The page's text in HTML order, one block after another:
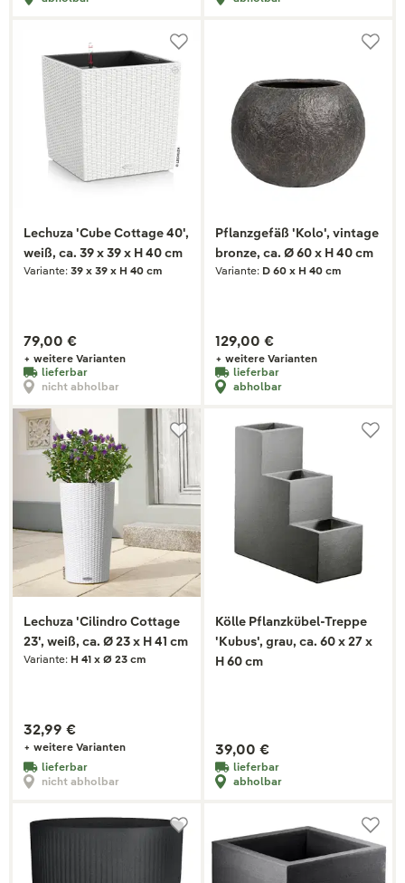
Lechuza 'Cube Cottage 40',
weiß, ca. 39 x 39 x H 40 cm
Variante: 39 x 39 x H 40 cm
79,00 €
+ weitere Varianten
lieferbar
nicht abholbar
Pflanzgefäß 'Kolo', vintage
bronze, ca. Ø 60 x H 40 cm
Variante: D 60 x H 40 cm
129,00 €
+ weitere Varianten
lieferbar
abholbar
Lechuza 'Cilindro Cottage
23', weiß, ca. Ø 23 x H 41 cm
Variante: H 41 x Ø 23 cm
32,99 €
+ weitere Varianten
lieferbar
nicht abholbar
Kölle Pflanzkübel-Treppe
'Kubus', grau, ca. 60 x 27 x
H 60 cm
39,00 €
lieferbar
abholbar